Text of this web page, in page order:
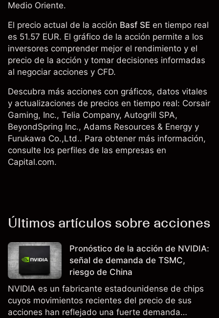
Medio Oriente.
El precio actual de la acción Basf SE en tiempo real
es 51.57 EUR. El gráfico de la acción permite a los
inversores comprender mejor el rendimiento y el
precio de la acción y tomar decisiones informadas
al negociar acciones y CFD.
Descubra más acciones con gráficos, datos vitales
y actualizaciones de precios en tiempo real: Corsair
Gaming, Inc., Telia Company, Autogrill SPA,
BeyondSpring Inc., Adams Resources & Energy y
Furukawa Co.,Ltd.. Para obtener más información,
consulte los perfiles de las empresas en
Capital.com.
Últimos artículos sobre acciones
Pronóstico de la acción de NVIDIA:
señal de demanda de TSMC,
riesgo de China
NVIDIA es un fabricante estadounidense de chips
cuyos movimientos recientes del precio de sus
acciones han reflejado una fuerte demanda